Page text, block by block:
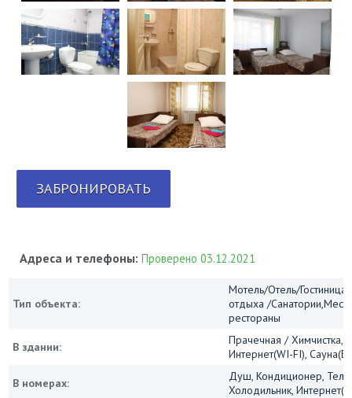
ЗАБРОНИРОВАТЬ
Адреса и телефоны:Проверено 03.12.2021
Тип объекта:
Мотель/Отель/
отдыха /
рестораны
В здании:
Прачечная / Химчистка,
Интернет(WI-FI),
В номерах:
Душ, Кондиционер,
Холодильник,